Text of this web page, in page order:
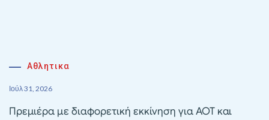
Αθλητικα
Ιούλ 31, 2026
Πρεμιέρα με διαφορετική εκκίνηση για ΑΟΤ και